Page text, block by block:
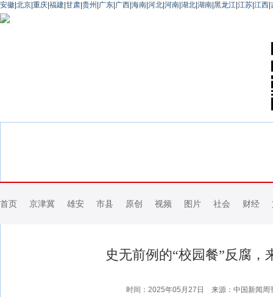
安徽 北京 重庆 福建 甘肃 贵州 广东 广西 海南 河北 河南 湖北 湖南 黑龙江 江苏 江西
首页 京津冀 雄安 市县 原创 视频 图片 社会 财经
史无前例的“校园餐”反腐，
时间：2025年05月27日 来源：中国新闻周